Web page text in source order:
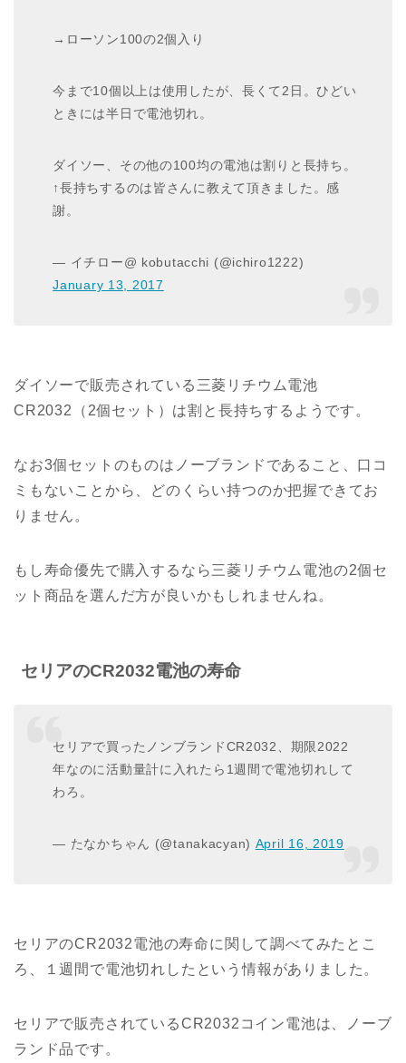
→ローソン100の2個入り
今まで10個以上は使用したが、長くて2日。ひどい
ときには半日で電池切れ。
ダイソー、その他の100均の電池は割りと長持ち。
↑長持ちするのは皆さんに教えて頂きました。感
謝。
— イチロー@ kobutacchi (@ichiro1222)
January 13, 2017
ダイソーで販売されている三菱リチウム電池
CR2032（2個セット）は割と長持ちするようです。
なお3個セットのものはノーブランドであること、口コ
ミもないことから、どのくらい持つのか把握できてお
りません。
もし寿命優先で購入するなら三菱リチウム電池の2個セ
ット商品を選んだ方が良いかもしれませんね。
セリアのCR2032電池の寿命
セリアで買ったノンブランドCR2032、期限2022
年なのに活動量計に入れたら1週間で電池切れして
わろ。
— たなかちゃん (@tanakacyan) April 16, 2019
セリアのCR2032電池の寿命に関して調べてみたとこ
ろ、１週間で電池切れしたという情報がありました。
セリアで販売されているCR2032コイン電池は、ノーブ
ランド品です。